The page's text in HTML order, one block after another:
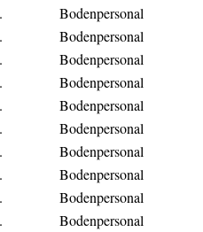
Bodenpersonal
Bodenpersonal
Bodenpersonal
Bodenpersonal
Bodenpersonal
Bodenpersonal
Bodenpersonal
Bodenpersonal
Bodenpersonal
Bodenpersonal